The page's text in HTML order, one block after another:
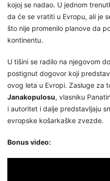
kojoj se nadao. U jednom
da će se vratiti u Evropu, ali je
što nije promenilo planove da
kontinentu.
U tišini se radilo na njegovom
postignut dogovor koji
ovog leta u Evropi. Zasluge za
Janakopulosu, vlasniku
i autoritet i dalje predstavljaju
evropske košarkaške zvezde.
Bonus video: